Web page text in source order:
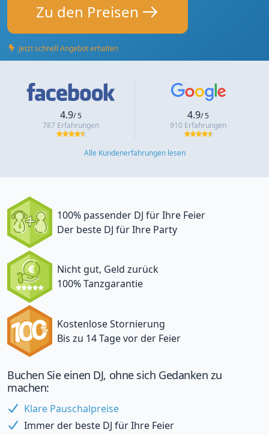
Zu den Preisen
Jetzt schnell Angebot erhalten
4.9/ 5
787 Erfahrungen
4.9/ 5
910 Erfahrungen
Alle Kundenerfahrungen lesen
100% passender DJ für Ihre Feier
Der beste DJ für Ihre Party
Nicht gut, Geld zurück
100% Tanzgarantie
Kostenlose Stornierung
Bis zu 14 Tage vor der Feier
Buchen Sie einen DJ, ohne sich Gedanken zu
machen:
Klare Pauschalpreise
Immer der beste DJ für Ihre Feier